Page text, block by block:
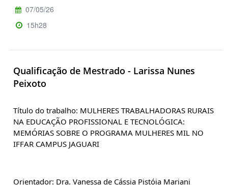
07/05/26
15h28
Qualificação de Mestrado - Larissa Nunes
Peixoto
Título do trabalho: MULHERES TRABALHADORAS RURAIS
NA EDUCAÇÃO PROFISSIONAL E TECNOLÓGICA:
MEMÓRIAS SOBRE O PROGRAMA MULHERES MIL NO
IFFAR CAMPUS JAGUARI
Orientador: Dra. Vanessa de Cássia Pistóia Mariani